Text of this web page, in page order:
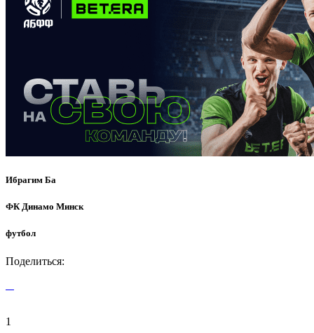
Ибрагим Ба
ФК Динамо Минск
футбол
Поделиться:
1